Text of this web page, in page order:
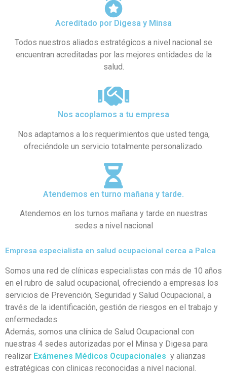
Acreditado por Digesa y Minsa​
Todos nuestros aliados estratégicos a nivel nacional se
encuentran acreditadas por las mejores entidades de la
salud.
Nos acoplamos a tu empresa
Nos adaptamos a los requerimientos que usted tenga,
ofreciéndole un servicio totalmente personalizado.
Atendemos en turno mañana y tarde.
Atendemos en los turnos mañana y tarde en nuestras
sedes a nivel nacional
Empresa especialista en salud ocupacional cerca a Palca
Somos una red de clínicas especialistas con más de 10 años
en el rubro de salud ocupacional, ofreciendo a empresas los
servicios de Prevención, Seguridad y Salud Ocupacional, a
través de la identificación, gestión de riesgos en el trabajo y
enfermedades.
Además, somos una clínica de Salud Ocupacional con
nuestras 4 sedes autorizadas por el Minsa y Digesa para
realizar Exámenes Médicos Ocupacionales y alianzas
estratégicas con clinicas reconocidas a nivel nacional.